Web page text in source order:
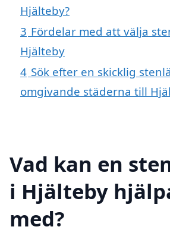
Hjälteby?
3 Fördelar med att välja
Hjälteby
4 Sök efter en skicklig
omgivande städerna till
Vad kan en
i Hjälteby
med?